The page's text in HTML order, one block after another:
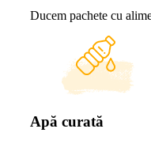
Ducem pachete cu
Apă curată